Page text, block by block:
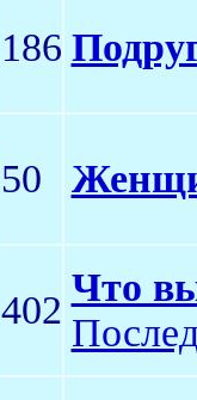
186
50
402
Что